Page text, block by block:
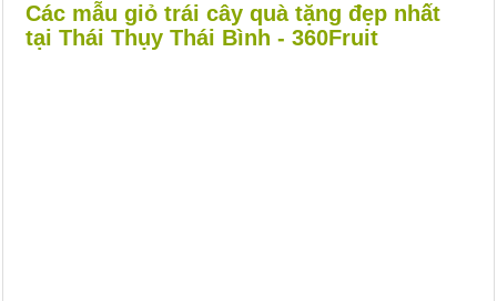
Các mẫu giỏ trái cây quà tặng đẹp nhất
tại Thái Thụy Thái Bình - 360Fruit